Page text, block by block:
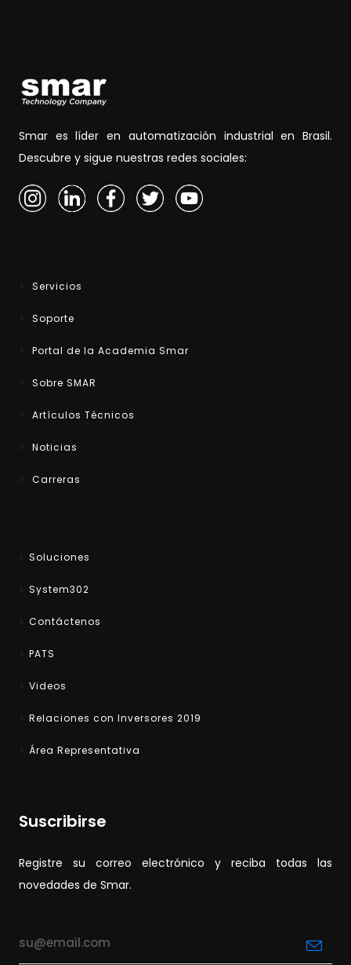
Smar es líder en automatización industrial en Brasil.
Descubre y sigue nuestras redes sociales:
Servicios
Soporte
Portal de la Academia Smar
Sobre SMAR
Artículos Técnicos
Noticias
Carreras
Soluciones
System302
Contáctenos
PATS
Videos
Relaciones con Inversores 2019
Área Representativa
Suscribirse
Registre su correo electrónico y reciba todas las
novedades de Smar.